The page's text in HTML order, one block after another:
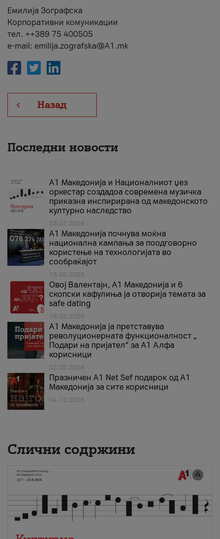
Емилија Зографска
Корпоративни комуникации
тел. ++389 75 400505
e-mail: emilija.zografska@A1.mk
Назад
Последни новости
А1 Македонија и Националниот џез
оркестар создадоа современа музичка
приказна инспирирана од македонското
културно наследство
03.07.2026
A1 Македонија почнува моќна
национална кампања за поодговорно
користење на технологијата во
сообраќајот
18.05.2026
Овој Валентајн, A1 Македонија и 6
скопски кафулиња ја отворија темата за
safe dating
16.02.2026
А1 Македонија ја претставува
револуционерната функционалност „
Подари на пријател“ за А1 Алфа
корисници
02.02.2026
Празничен A1 Net Sеf подарок од А1
Македонија за сите корисници
04.12.2025
Слични содржини